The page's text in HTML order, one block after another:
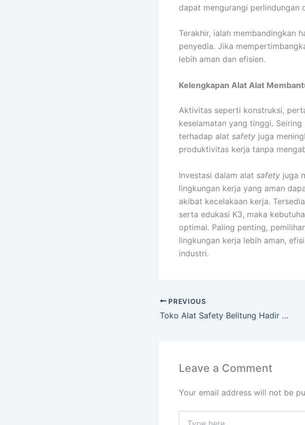
dapat mengurangi perlindungan
Terakhir, ialah membandingkan
penyedia. Jika
lebih aman dan efisien.
Kelengkapan Alat Alat
Aktivitas seperti konstruksi,
keselamatan yang tinggi.
terhadap alat safety juga
produktivitas kerja tanpa
Investasi dalam alat safety juga
lingkungan kerja yang aman
akibat kecelakaan kerja.
serta edukasi K3, maka
optimal. Paling penting,
lingkungan kerja lebih aman,
industri.
PREVIOUS
Toko Alat Safety Belitung Hadir Menjadi Solusi Kebutuhan Keselamatan Kerja
Leave a Comment
Your email address will not be